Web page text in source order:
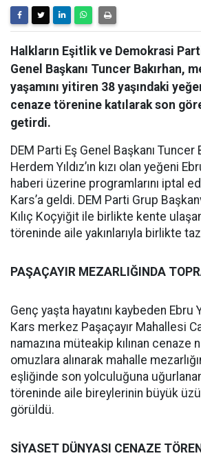
Halkların Eşitlik ve Demokrasi
Genel Başkanı Tuncer Bakırhan,
yaşamını yitiren 38 yaşındaki
cenaze törenine katılarak son
getirdi.
DEM Parti Eş Genel Başkanı Tuncer
Herdem Yıldız’ın kızı olan yeğeni
haberi üzerine programlarını iptal
Kars’a geldi. DEM Parti Grup
Kılıç Koçyiğit ile birlikte kente
töreninde aile yakınlarıyla birlikte
PAŞAÇAYIR MEZARLIĞINDA
Genç yaşta hayatını kaybeden Ebru
Kars merkez Paşaçayır Mahallesi
namazına müteakip kılınan cenaze
omuzlara alınarak mahalle
eşliğinde son yolculuğuna uğurlanan
töreninde aile bireylerinin büyük
görüldü.
SİYASET DÜNYASI CENAZE